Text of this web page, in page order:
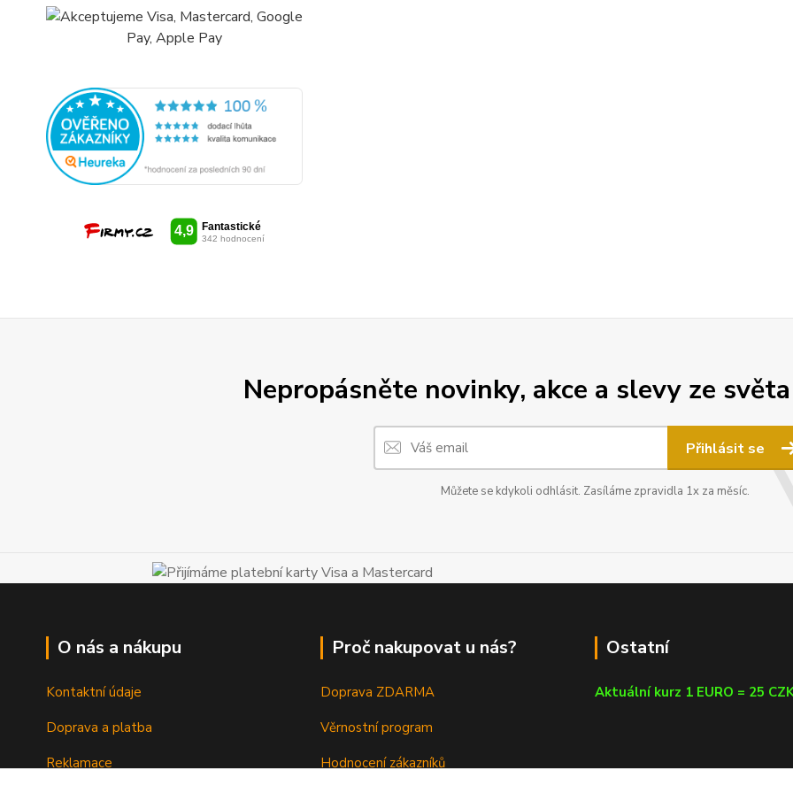
Nepropásněte novinky, akce a slevy ze
Přihlásit se
Můžete se kdykoli odhlásit. Zasíláme zpravidla 1x za měsíc.
O nás a nákupu
Kontaktní údaje
Doprava a platba
Reklamace
Proč nakupovat u nás?
Doprava ZDARMA
Věrnostní program
Hodnocení zákazníků
Ostatní
Aktuální kurz 1 EURO = 25